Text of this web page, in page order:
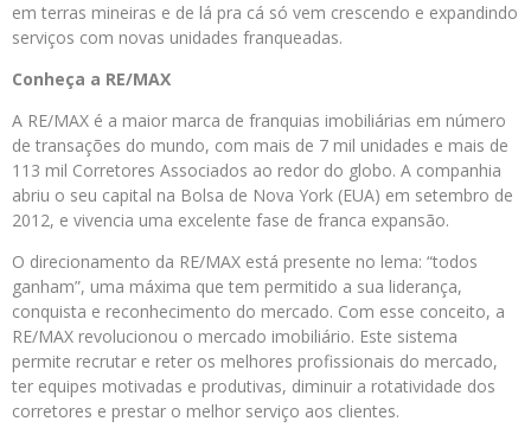
em terras mineiras e de lá pra cá só vem crescendo e expandindo
serviços com novas unidades franqueadas.
Conheça a RE/MAX
A RE/MAX é a maior marca de franquias imobiliárias em número
de transações do mundo, com mais de 7 mil unidades e mais de
113 mil Corretores Associados ao redor do globo. A companhia
abriu o seu capital na Bolsa de Nova York (EUA) em setembro de
2012, e vivencia uma excelente fase de franca expansão.
O direcionamento da RE/MAX está presente no lema: “todos
ganham”, uma máxima que tem permitido a sua liderança,
conquista e reconhecimento do mercado. Com esse conceito, a
RE/MAX revolucionou o mercado imobiliário. Este sistema
permite recrutar e reter os melhores profissionais do mercado,
ter equipes motivadas e produtivas, diminuir a rotatividade dos
corretores e prestar o melhor serviço aos clientes.